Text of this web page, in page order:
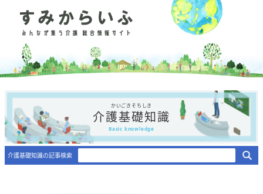
かいごきそちしき
介護基礎知識
Basic knowledge
介護基礎知識の記事検索